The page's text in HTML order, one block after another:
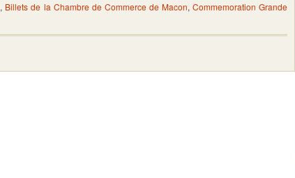
, Billets de la Chambre de Commerce de Macon, Commemoration Grande